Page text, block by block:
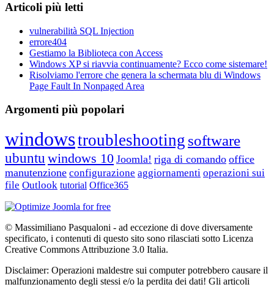
Articoli più letti
vulnerabilità SQL Injection
errore404
Gestiamo la Biblioteca con Access
Windows XP si riavvia continuamente? Ecco come sistemare!
Risolviamo l'errore che genera la schermata blu di Windows
Page Fault In Nonpaged Area
Argomenti più popolari
windowstroubleshooting software
ubuntu windows 10 Joomla! riga di comando office
manutenzione configurazione aggiornamenti operazioni sui
file Outlook tutorial Office365
© Massimiliano Pasqualoni - ad eccezione di dove diversamente
specificato, i contenuti di questo sito sono rilasciati sotto Licenza
Creative Commons Attribuzione 3.0 Italia.
Disclaimer: Operazioni maldestre sui computer potrebbero causare il
malfunzionamento degli stessi e/o la perdita dei dati! Gli articoli